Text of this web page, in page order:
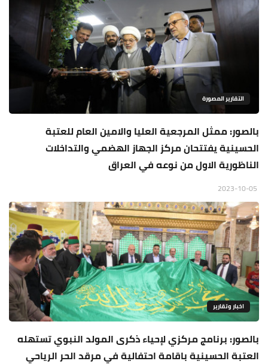
التقارير المصورة
بالصور: ممثل المرجعية العليا والامين العام للعتبة
الحسينية يفتتحان مركز الجهاز الهضمي والتداخلات
الناظورية الاول من نوعه في العراق
اخبار وتقارير
بالصور: برنامج مركزي لإحياء ذكرى المولد النبوي تستهله
العتبة الحسينية باقامة احتفالية في مرقد الحر الرياحي